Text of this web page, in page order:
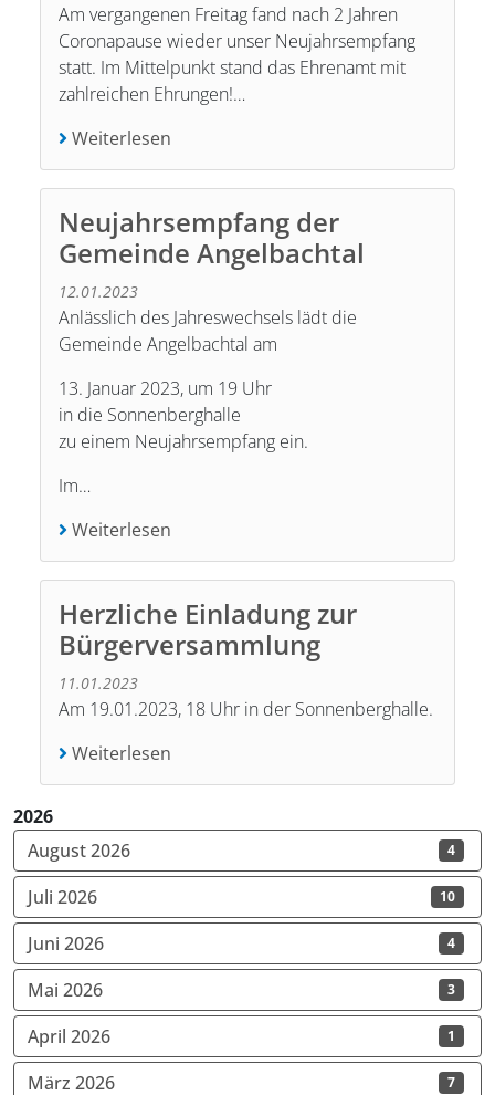
Am vergangenen Freitag fand nach 2 Jahren
Coronapause wieder unser Neujahrsempfang
statt. Im Mittelpunkt stand das Ehrenamt mit
zahlreichen Ehrungen!…
Weiterlesen
Neujahrsempfang der
Gemeinde Angelbachtal
12.01.2023
Anlässlich des Jahreswechsels lädt die
Gemeinde Angel­bach­tal am
13. Januar 2023, um 19 Uhr
in die Sonnenberghalle
zu einem Neujahrsempfang ein.
Im…
Weiterlesen
Herzliche Einladung zur
Bürgerversammlung
11.01.2023
Am 19.01.2023, 18 Uhr in der Sonnenberghalle.
Weiterlesen
2026
August 2026
4
Juli 2026 10
Juni 2026 4
Mai 2026 3
April 2026 1
März 2026 7